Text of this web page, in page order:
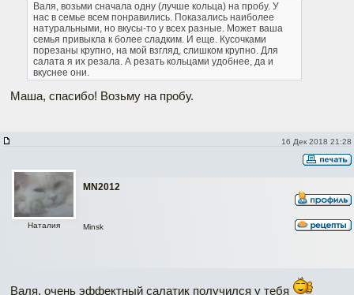
Валя, возьми сначала одну (лучше кольца) на пробу. У
нас в семье всем понравились. Показались наиболее
натуральными, но вкусы-то у всех разные. Может ваша
семья привыкла к более сладким. И еще. Кусочками
порезаны крупно, на мой взгляд, слишком крупно. Для
салата я их резала. А резать кольцами удобнее, да и
вкуснее они.
Маша, спасибо! Возьму на пробу.
16 Дек 2018 21:28
MN2012
Наталия Minsk
Валя, очень эффектный салатик получился у тебя